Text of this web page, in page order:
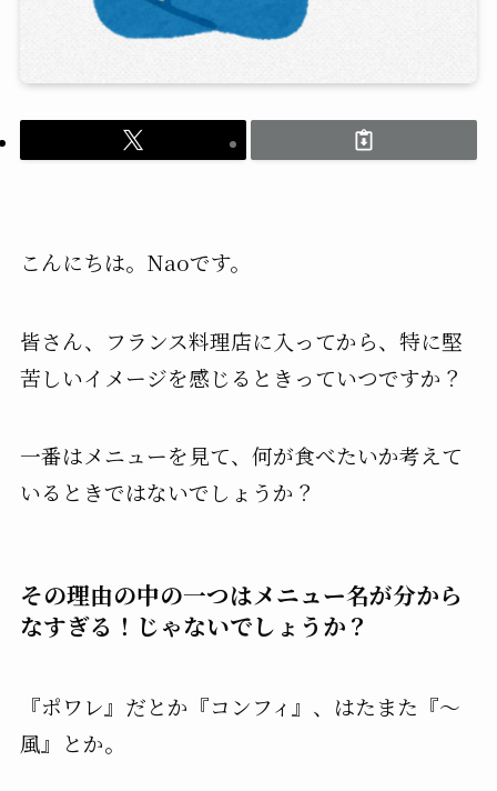
こんにちは。Naoです。
皆さん、フランス料理店に入ってから、特に堅
苦しいイメージを感じるときっていつですか？
一番はメニューを見て、何が食べたいか考えて
いるときではないでしょうか？
その理由の中の一つはメニュー名が分から
なすぎる！じゃないでしょうか？
『ポワレ』だとか『コンフィ』、はたまた『～
風』とか。